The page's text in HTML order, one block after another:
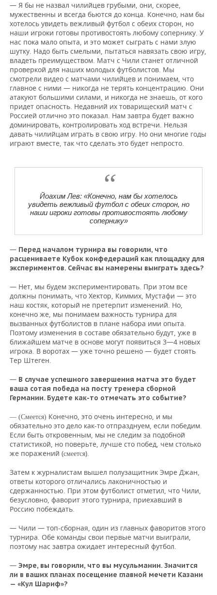
— Я бы не назвал чилийцев грубыми, они, скорее,
мужественны и всегда бьются до конца. Конечно, нам бы
хотелось увидеть вежливый футбол с обеих сторон, но
наши игроки готовы противостоять любому сопернику. У
нас пока мало опыта, и это может сыграть с нами злую
шутку. Надо быть смелыми, пытаться навязать свою игру,
владеть преимуществом. Матч с Чили станет отличной
проверкой для наших молодых футболистов. Мы
смотрели видео с матчами чилийцев и понимаем, что
главное с ними — никогда не терять концентрацию. Они
атакуют большими силами, и никогда не знаешь, от кого
придет опасность. Недавний их товарищеский матч с
Россией отлично это показал. Нам завтра будет важно
доминировать, контролировать ход встречи. Нельзя
давать чилийцам играть в свою игру. Но они многие годы
играют вместе, так что сделать это будет непросто.
Йоахим Лев: «Конечно, нам бы хотелось
увидеть вежливый футбол с обеих сторон, но
наши игроки готовы противостоять любому
сопернику»
— Перед началом турнира вы говорили, что
расцениваете Кубок конфедераций как площадку для
экспериментов. Сейчас вы намерены выиграть здесь?
— Нет, мы будем экспериментировать. При этом все
должны понимать, что Хектор, Киммих, Мустафи — это
наш костяк, который не претерпит изменений. Но,
конечно же, мы понимаем важность турнира для
вызванных футболистов в плане набора ими опыта.
Поэтому изменения в составе обязательно будут, уже в
ближайшем матче в основе могут появиться 3—4 новых
игрока. В воротах — уже точно решено — будет стоять
Тер Штеген.
— В случае успешного завершения матча это будет
ваша сотая победа на посту тренера сборной
Германии. Будете как-то отмечать это событие?
— (Смеется) Конечно, это очень интересно, и мы
обязательно это дело как-то отпразднуем, если победим.
Если быть откровенным, мы не следим за подобной
статистикой, но поверьте, лучше сто побед, чем столько
же поражений (смеется).
Затем к журналистам вышел полузащитник Эмре Джан,
ответы которого отличались лаконичностью и
сдержанностью. При этом футболист отметил, что Чили,
безусловно, фаворит этого турнира, приехавший в
Россию побеждать.
— Чили — топ-сборная, один из главных фаворитов этого
турнира. Обе команды свои первые матчи выиграли,
поэтому нас завтра ожидает интересный футбол.
— Эмре, вы говорили, что вы мусульманин. Значится
ли в ваших планах посещение главной мечети Казани
— «Кул Шариф»?